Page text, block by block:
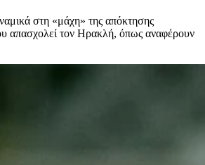
στη «μάχη» της απόκτησης
απασχολεί τον Ηρακλή, όπως αναφέρουν